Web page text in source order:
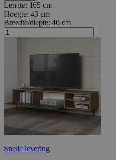
Lengte: 165 cm
Hoogte: 43 cm
Breedte/diepte: 40 cm
Snelle levering